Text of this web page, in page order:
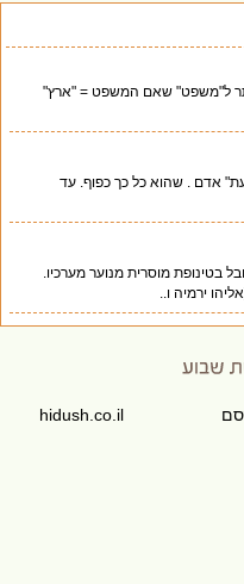
ל"משפט" שאם המשפט = "ארץ"
אדם . שהוא כל כך כפוף. עד
מוסרית מנוער מערכיו.
ירמיה ו..
hidush.co.il